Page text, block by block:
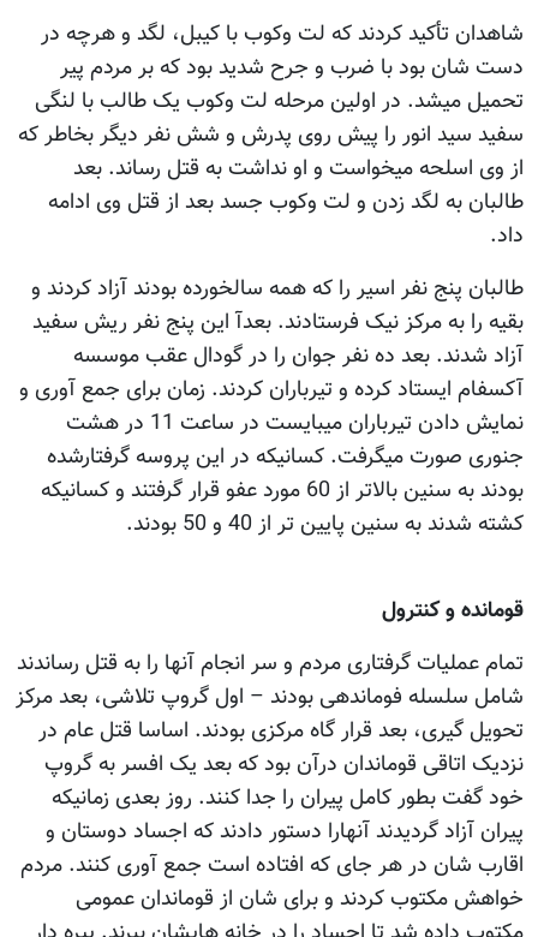
شاهدان تأکید کردند که لت وکوب با کیبل، لگد و هرچه در
دست شان بود با ضرب و جرح شدید بود که بر مردم پیر
تحمیل میشد. در اولین مرحله لت وکوب یک طالب با لنگی
سفید سید انور را پیش روی پدرش و شش نفر دیگر بخاطر که
از وی اسلحه میخواست و او نداشت به قتل رساند. بعد
طالبان به لگد زدن و لت وکوب جسد بعد از قتل وی ادامه
داد.
طالبان پنج نفر اسیر را که همه سالخورده بودند آزاد کردند و
بقیه را به مرکز نیک فرستادند. بعدآ این پنج نفر ریش سفید
آزاد شدند. بعد ده نفر جوان را در گودال عقب موسسه
آکسفام ایستاد کرده و تیرباران کردند. زمان برای جمع آوری و
نمایش دادن تیرباران میبایست در ساعت 11 در هشت
جنوری صورت میگرفت. کسانیکه در این پروسه گرفتارشده
بودند به سنین بالاتر از 60 مورد عفو قرار گرفتند و کسانیکه
کشته شدند به سنین پایین تر از 40 و 50 بودند.
قومانده و کنترول
تمام عملیات گرفتاری مردم و سر انجام آنها را به قتل رساندند
شامل سلسله فوماندهی بودند – اول گروپ تلاشی، بعد مرکز
تحویل گیری، بعد قرار گاه مرکزی بودند. اساسا قتل عام در
نزدیک اتاقی قوماندان درآن بود که بعد یک افسر به گروپ
خود گفت بطور کامل پیران را جدا کنند. روز بعدی زمانیکه
پیران آزاد گردیدند آنهارا دستور دادند که اجساد دوستان و
اقارب شان در هر جای که افتاده است جمع آوری کنند. مردم
خواهش مکتوب کردند و برای شان از قوماندان عمومی